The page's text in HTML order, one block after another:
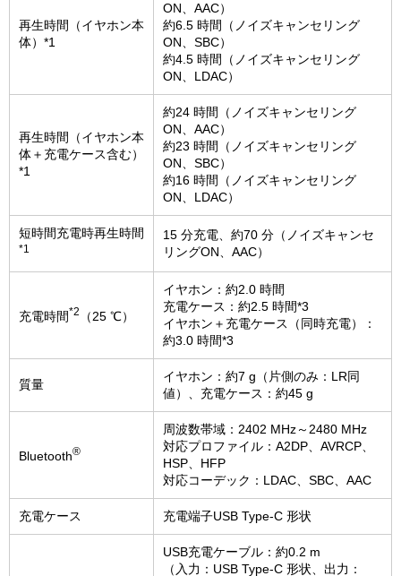
再生時間（イヤホン本
体）*1
ON、AAC）
約6.5 時間（ノイズキャンセリング
ON、SBC）
約4.5 時間（ノイズキャンセリング
ON、LDAC）
再生時間（イヤホン本
体＋充電ケース含む）
*1
約24 時間（ノイズキャンセリング
ON、AAC）
約23 時間（ノイズキャンセリング
ON、SBC）
約16 時間（ノイズキャンセリング
ON、LDAC）
短時間充電時再生時間
*1
15 分充電、約70 分（ノイズキャンセ
リングON、AAC）
充電時間*2 （25 ℃）
イヤホン：約2.0 時間
充電ケース：約2.5 時間*3
イヤホン＋充電ケース（同時充電）：
約3.0 時間*3
質量
イヤホン：約7 g（片側のみ：LR同
値）、充電ケース：約45 g
Bluetooth®
周波数帯域：2402 MHz～2480 MHz
対応プロファイル：A2DP、AVRCP、
HSP、HFP
対応コーデック：LDAC、SBC、AAC
充電ケース 充電端子USB Type-C 形状
USB充電ケーブル：約0.2 m
（入力：USB Type-C 形状、出力：